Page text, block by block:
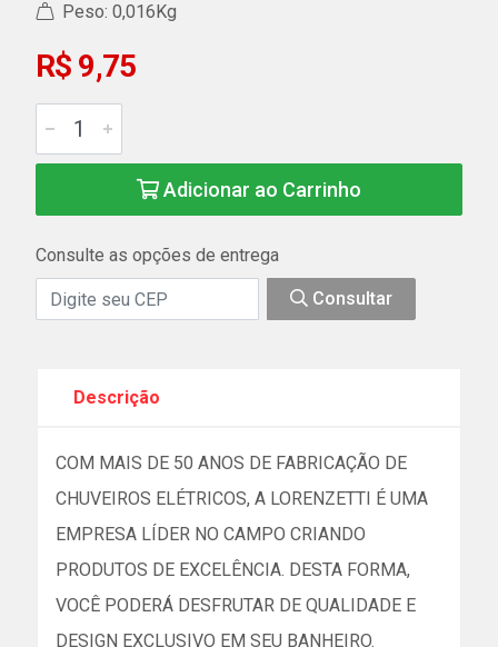
Peso: 0,016Kg
R$ 9,75
Adicionar ao Carrinho
Consulte as opções de entrega
Consultar
Descrição
COM MAIS DE 50 ANOS DE FABRICAÇÃO DE
CHUVEIROS ELÉTRICOS, A LORENZETTI É UMA
EMPRESA LÍDER NO CAMPO CRIANDO
PRODUTOS DE EXCELÊNCIA. DESTA FORMA,
VOCÊ PODERÁ DESFRUTAR DE QUALIDADE E
DESIGN EXCLUSIVO EM SEU BANHEIRO.